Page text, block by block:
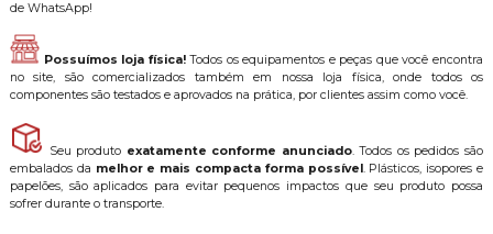
de WhatsApp!
Possuímos loja física!Todos os equipamentos e peças que você encontra
no site, são comercializados também em nossa loja física, onde todos os
componentes são testados e aprovados na prática, por clientes assim como você.
Seu produto exatamente conforme anunciado. Todos os pedidos são
embalados da melhor e mais compacta forma possível . Plásticos, isopores e
papelões, são aplicados para evitar pequenos impactos que seu produto possa
sofrer durante o transporte.